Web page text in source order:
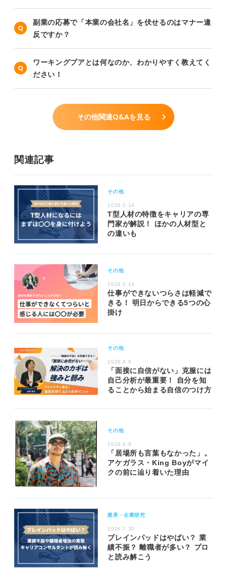
副業の応募で「本業の会社名」を伏せるのはマナー違
反ですか？
ワーキングプアとは何なのか、わかりやすく教えてく
ださい！
その他関連Q&Aを見る
関連記事
その他
2026.5.14
T型人材の特徴をキャリアの専
門家が解説！ ほかの人材型と
の違いも
その他
2026.5.14
仕事ができないつらさは軽減で
きる！ 明日からできる5つの心
掛け
その他
2026.8.6
「面接に自信がない」克服には
自己分析が最重要！ 自分を知
ることから始まる自信のつけ方
その他
2026.6.9
「居場所も言葉もなかった」。
アケガラス・King Boyがマイ
クの前に辿り着いた理由
業界・企業研究
2026.7.30
ブレインパッドはやばい？ 業
績不振？ 離職者が多い？ プロ
と読み解こう